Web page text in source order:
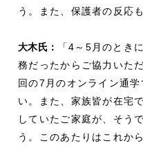
う。また、保護者の反応
大木氏：
「4～5月のとき
務だったからご協力いた
回の7月のオンライン通
い。また、家族皆が在宅
していたご家庭が、そう
う。このあたりはこれか